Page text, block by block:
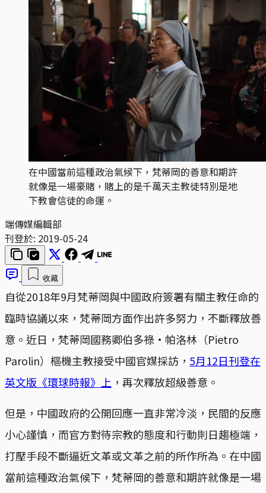
在中國當前這種政治氣候下，梵蒂岡的善意和期許
就像是一場豪賭，賭上的是千萬天主教徒特別是地
下教會信徒的命運。
端傳媒編輯部
刊登於: 2019-05-24
收藏
自從2018年9月梵蒂岡與中國政府簽署有關主教任命的
臨時協議以來，梵蒂岡方面作出許多努力，不斷釋放善
意。近日，梵蒂岡國務卿伯多祿·帕洛林（Pietro
Parolin）樞機主教接受中國官媒採訪， 5月12日刊登在
英文版《環球時報》上 ，再次釋放超級善意。
但是，中國政府的公開回應一直非常冷淡，民間的反應
小心謹慎，而官方對待宗教的態度和行動則日趨極端，
打壓手段不斷逼近文革或文革之前的所作所為。在中國
當前這種政治氣候下，梵蒂岡的善意和期許就像是一場